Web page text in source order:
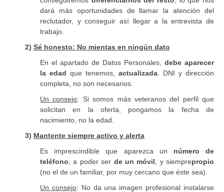
dará más oportunidades de llamar la atención del
reclutador, y conseguir así llegar a la entrevista de
trabajo.
2) Sé honesto: No mientas en ningún dato
En el apartado de Datos Personales, debe aparecer
la edad que tenemos, actualizada . DNI y dirección
completa, no son necesarios.
Un consejo: Si somos más veteranos del perfil que
solicitan en la oferta, pongamos la fecha de
nacimiento, no la edad.
3) Mantente siempre activo y alerta
Es imprescindible que aparezca un número de
teléfono , a poder ser de un móvil , y siemprepropio
(no el de un familiar, por muy cercano que éste sea).
Un consejo: No da una imagen profesional instalarse